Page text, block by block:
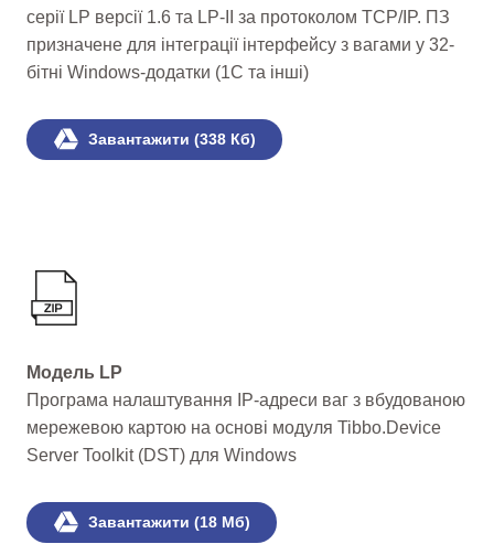
серії LP версії 1.6 та LP-II за протоколом TCP/IP. ПЗ
призначене для інтеграції інтерфейсу з вагами у 32-
бітні Windows-додатки (1С та інші)
Завантажити (338 Кб)
Модель LP
Програма налаштування IP-адреси ваг з вбудованою
мережевою картою на основі модуля Tibbo.Device
Server Toolkit (DST) для Windows
Завантажити (18 Мб)